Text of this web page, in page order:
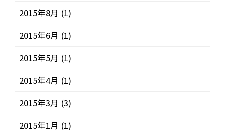
2015年8月 (1)
2015年6月 (1)
2015年5月 (1)
2015年4月 (1)
2015年3月 (3)
2015年1月 (1)